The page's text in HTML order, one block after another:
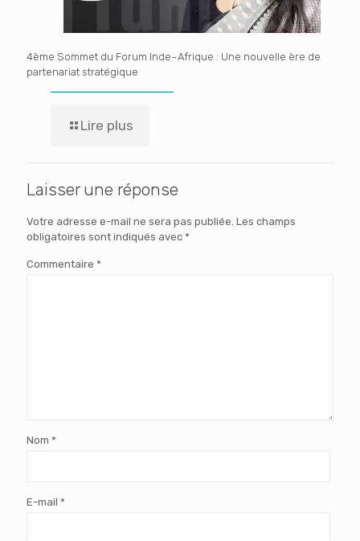
4ème Sommet du Forum Inde–Afrique : Une nouvelle ère de
partenariat stratégique
Lire plus
Laisser une réponse
Votre adresse e-mail ne sera pas publiée. Les champs
obligatoires sont indiqués avec *
Commentaire *
Nom *
E-mail *